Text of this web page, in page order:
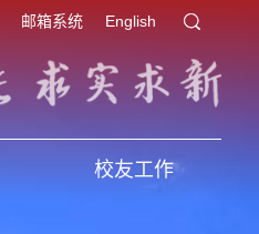
邮箱系统 English
校友工作